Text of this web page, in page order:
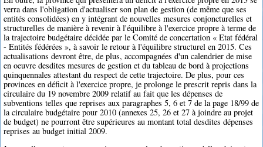
verra dans l'obligation d'actualiser son plan de gestion (de même que ses
entités consolidées) en y intégrant de nouvelles mesures conjoncturelles et
structurelles de manière à revenir à l'équilibre à l'exercice propre à terme de
la trajectoire budgétaire décidée par le Comité de concertation « Etat fédéral
- Entités fédérées », à savoir le retour à l'équilibre structurel en 2015. Ces
actualisations devront être, de plus, accompagnées d'un calendrier de mise
en oeuvre desdites mesures de gestion et du tableau de bord à projections
quinquennales attestant du respect de cette trajectoire. De plus, pour ces
provinces en déficit à l'exercice propre, je prolonge le prescrit repris dans la
circulaire du 19 novembre 2009 relatif au fait que les dépenses de
subventions telles que reprises aux paragraphes 5, 6 et 7 de la page 18/99 de
la circulaire budgétaire pour 2010 (annexes 25, 26 et 27 à joindre au projet
de budget) ne pourront être supérieures au montant total desdites dépenses
reprises au budget initial 2009.